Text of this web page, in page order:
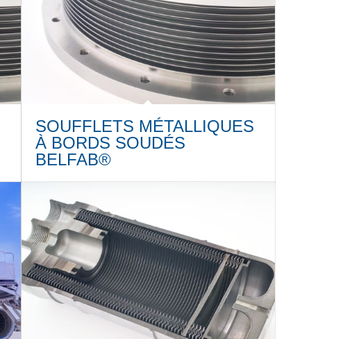
SOUFFLETS MÉTALLIQUES
À BORDS SOUDÉS
BELFAB®